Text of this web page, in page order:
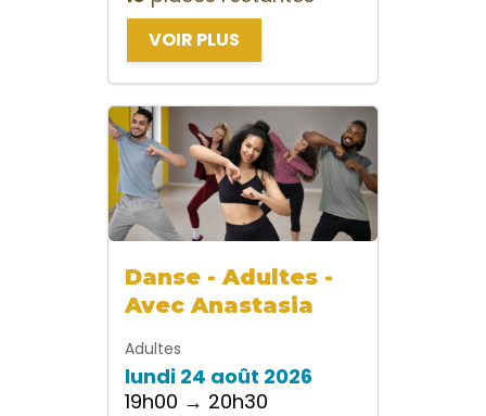
VOIR PLUS
Danse - Adultes -
Avec Anastasia
Adultes
lundi 24 août 2026
19h00 → 20h30